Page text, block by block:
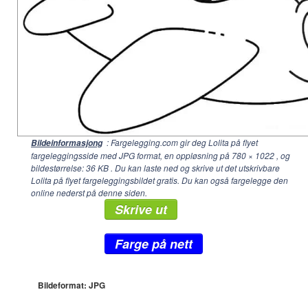
Bildeinformasjong : Fargelegging.com gir deg Lolita på flyet
fargeleggingsside med JPG format, en oppløsning på 780 × 1022 , og
bildestørrelse: 36 KB . Du kan laste ned og skrive ut det utskrivbare
Lolita på flyet fargeleggingsbildet gratis. Du kan også fargelegge den
online nederst på denne siden.
Skrive ut
Farge på nett
Bildeformat: JPG